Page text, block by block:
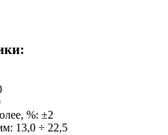
%: ±2
13,0 ÷ 22,5